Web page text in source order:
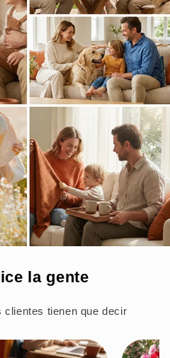
la gente
clientes tienen que decir